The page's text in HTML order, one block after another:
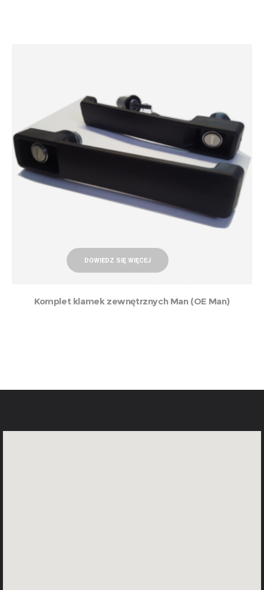
DOWIEDZ SIĘ WIĘCEJ
Komplet klamek zewnętrznych Man (OE Man)